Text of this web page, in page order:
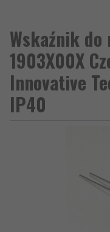
Wskaźnik do
1903X00X
Innovative
IP40